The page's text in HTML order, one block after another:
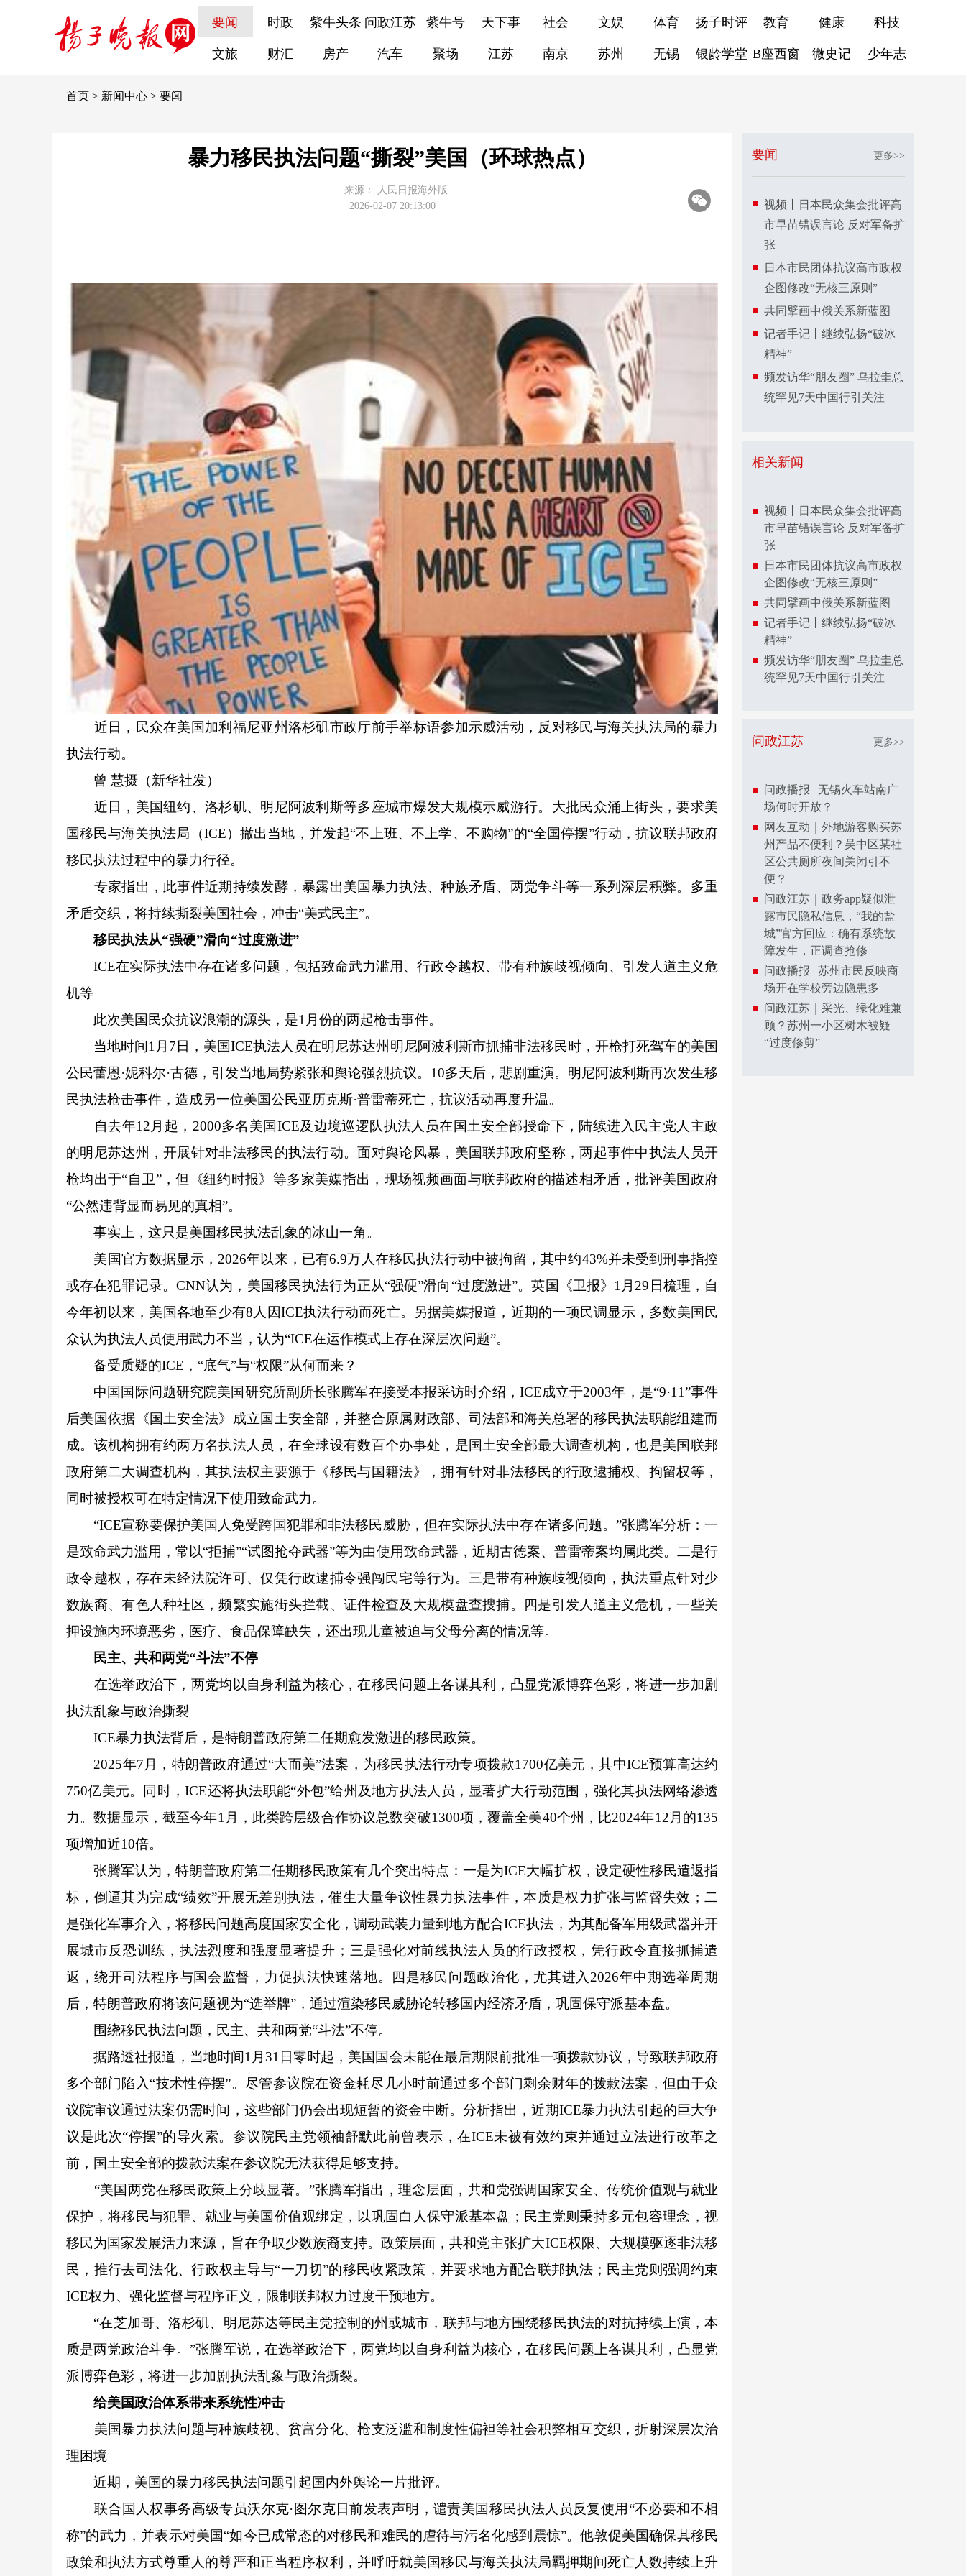
要闻 时政 紫牛头条 问政江苏 紫牛号 天下事 社会 文娱 体育 扬子时评 教育 健康 科技
文旅 财汇 房产 汽车 聚场 江苏 南京 苏州 无锡 银龄学堂 B座西窗 微史记 少年志
首页 > 新闻中心 > 要闻
暴力移民执法问题“撕裂”美国（环球热点）
来源：
人民日报海外版
2026-02-07 20:13:00
近日，民众在美国加利福尼亚州洛杉矶市政厅前手举标语参加示威活动，反对移民与海关执法局的暴力
执法行动。
曾 慧摄（新华社发）
近日，美国纽约、洛杉矶、明尼阿波利斯等多座城市爆发大规模示威游行。大批民众涌上街头，要求美
国移民与海关执法局（ICE）撤出当地，并发起“不上班、不上学、不购物”的“全国停摆”行动，抗议联邦政府
移民执法过程中的暴力行径。
专家指出，此事件近期持续发酵，暴露出美国暴力执法、种族矛盾、两党争斗等一系列深层积弊。多重
矛盾交织，将持续撕裂美国社会，冲击“美式民主”。
移民执法从“强硬”滑向“过度激进”
ICE在实际执法中存在诸多问题，包括致命武力滥用、行政令越权、带有种族歧视倾向、引发人道主义危
机等
此次美国民众抗议浪潮的源头，是1月份的两起枪击事件。
当地时间1月7日，美国ICE执法人员在明尼苏达州明尼阿波利斯市抓捕非法移民时，开枪打死驾车的美国
公民蕾恩·妮科尔·古德，引发当地局势紧张和舆论强烈抗议。10多天后，悲剧重演。明尼阿波利斯再次发生移
民执法枪击事件，造成另一位美国公民亚历克斯·普雷蒂死亡，抗议活动再度升温。
自去年12月起，2000多名美国ICE及边境巡逻队执法人员在国土安全部授命下，陆续进入民主党人主政
的明尼苏达州，开展针对非法移民的执法行动。面对舆论风暴，美国联邦政府坚称，两起事件中执法人员开
枪均出于“自卫”，但《纽约时报》等多家美媒指出，现场视频画面与联邦政府的描述相矛盾，批评美国政府
“公然违背显而易见的真相”。
事实上，这只是美国移民执法乱象的冰山一角。
美国官方数据显示，2026年以来，已有6.9万人在移民执法行动中被拘留，其中约43%并未受到刑事指控
或存在犯罪记录。CNN认为，美国移民执法行为正从“强硬”滑向“过度激进”。英国《卫报》1月29日梳理，自
今年初以来，美国各地至少有8人因ICE执法行动而死亡。另据美媒报道，近期的一项民调显示，多数美国民
众认为执法人员使用武力不当，认为“ICE在运作模式上存在深层次问题”。
备受质疑的ICE，“底气”与“权限”从何而来？
中国国际问题研究院美国研究所副所长张腾军在接受本报采访时介绍，ICE成立于2003年，是“9·11”事件
后美国依据《国土安全法》成立国土安全部，并整合原属财政部、司法部和海关总署的移民执法职能组建而
成。该机构拥有约两万名执法人员，在全球设有数百个办事处，是国土安全部最大调查机构，也是美国联邦
政府第二大调查机构，其执法权主要源于《移民与国籍法》，拥有针对非法移民的行政逮捕权、拘留权等，
同时被授权可在特定情况下使用致命武力。
“ICE宣称要保护美国人免受跨国犯罪和非法移民威胁，但在实际执法中存在诸多问题。”张腾军分析：一
是致命武力滥用，常以“拒捕”“试图抢夺武器”等为由使用致命武器，近期古德案、普雷蒂案均属此类。二是行
政令越权，存在未经法院许可、仅凭行政逮捕令强闯民宅等行为。三是带有种族歧视倾向，执法重点针对少
数族裔、有色人种社区，频繁实施街头拦截、证件检查及大规模盘查搜捕。四是引发人道主义危机，一些关
押设施内环境恶劣，医疗、食品保障缺失，还出现儿童被迫与父母分离的情况等。
民主、共和两党“斗法”不停
在选举政治下，两党均以自身利益为核心，在移民问题上各谋其利，凸显党派博弈色彩，将进一步加剧
执法乱象与政治撕裂
ICE暴力执法背后，是特朗普政府第二任期愈发激进的移民政策。
2025年7月，特朗普政府通过“大而美”法案，为移民执法行动专项拨款1700亿美元，其中ICE预算高达约
750亿美元。同时，ICE还将执法职能“外包”给州及地方执法人员，显著扩大行动范围，强化其执法网络渗透
力。数据显示，截至今年1月，此类跨层级合作协议总数突破1300项，覆盖全美40个州，比2024年12月的135
项增加近10倍。
张腾军认为，特朗普政府第二任期移民政策有几个突出特点：一是为ICE大幅扩权，设定硬性移民遣返指
标，倒逼其为完成“绩效”开展无差别执法，催生大量争议性暴力执法事件，本质是权力扩张与监督失效；二
是强化军事介入，将移民问题高度国家安全化，调动武装力量到地方配合ICE执法，为其配备军用级武器并开
展城市反恐训练，执法烈度和强度显著提升；三是强化对前线执法人员的行政授权，凭行政令直接抓捕遣
返，绕开司法程序与国会监督，力促执法快速落地。四是移民问题政治化，尤其进入2026年中期选举周期
后，特朗普政府将该问题视为“选举牌”，通过渲染移民威胁论转移国内经济矛盾，巩固保守派基本盘。
围绕移民执法问题，民主、共和两党“斗法”不停。
据路透社报道，当地时间1月31日零时起，美国国会未能在最后期限前批准一项拨款协议，导致联邦政府
多个部门陷入“技术性停摆”。尽管参议院在资金耗尽几小时前通过多个部门剩余财年的拨款法案，但由于众
议院审议通过法案仍需时间，这些部门仍会出现短暂的资金中断。分析指出，近期ICE暴力执法引起的巨大争
议是此次“停摆”的导火索。参议院民主党领袖舒默此前曾表示，在ICE未被有效约束并通过立法进行改革之
前，国土安全部的拨款法案在参议院无法获得足够支持。
“美国两党在移民政策上分歧显著。”张腾军指出，理念层面，共和党强调国家安全、传统价值观与就业
保护，将移民与犯罪、就业与美国价值观绑定，以巩固白人保守派基本盘；民主党则秉持多元包容理念，视
移民为国家发展活力来源，旨在争取少数族裔支持。政策层面，共和党主张扩大ICE权限、大规模驱逐非法移
民，推行去司法化、行政权主导与“一刀切”的移民收紧政策，并要求地方配合联邦执法；民主党则强调约束
ICE权力、强化监督与程序正义，限制联邦权力过度干预地方。
“在芝加哥、洛杉矶、明尼苏达等民主党控制的州或城市，联邦与地方围绕移民执法的对抗持续上演，本
质是两党政治斗争。”张腾军说，在选举政治下，两党均以自身利益为核心，在移民问题上各谋其利，凸显党
派博弈色彩，将进一步加剧执法乱象与政治撕裂。
给美国政治体系带来系统性冲击
美国暴力执法问题与种族歧视、贫富分化、枪支泛滥和制度性偏袒等社会积弊相互交织，折射深层次治
理困境
近期，美国的暴力移民执法问题引起国内外舆论一片批评。
联合国人权事务高级专员沃尔克·图尔克日前发表声明，谴责美国移民执法人员反复使用“不必要和不相
称”的武力，并表示对美国“如今已成常态的对移民和难民的虐待与污名化感到震惊”。他敦促美国确保其移民
政策和执法方式尊重人的尊严和正当程序权利，并呼吁就美国移民与海关执法局羁押期间死亡人数持续上升
要闻 更多>>
视频丨日本民众集会批评高
市早苗错误言论 反对军备扩
张
日本市民团体抗议高市政权
企图修改“无核三原则”
共同擘画中俄关系新蓝图
记者手记丨继续弘扬“破冰
精神”
频发访华“朋友圈” 乌拉圭总
统罕见7天中国行引关注
相关新闻
视频丨日本民众集会批评高
市早苗错误言论 反对军备扩
张
日本市民团体抗议高市政权
企图修改“无核三原则”
共同擘画中俄关系新蓝图
记者手记丨继续弘扬“破冰
精神”
频发访华“朋友圈” 乌拉圭总
统罕见7天中国行引关注
问政江苏 更多>>
问政播报 | 无锡火车站南广
场何时开放？
网友互动｜外地游客购买苏
州产品不便利？吴中区某社
区公共厕所夜间关闭引不
便？
问政江苏｜政务app疑似泄
露市民隐私信息，“我的盐
城”官方回应：确有系统故
障发生，正调查抢修
问政播报 | 苏州市民反映商
场开在学校旁边隐患多
问政江苏｜采光、绿化难兼
顾？苏州一小区树木被疑
“过度修剪”